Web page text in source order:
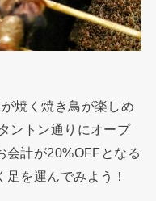
焼く焼き鳥が楽しめ
ントン通りにオープ
会計が20%OFFとなる
を運んでみよう！